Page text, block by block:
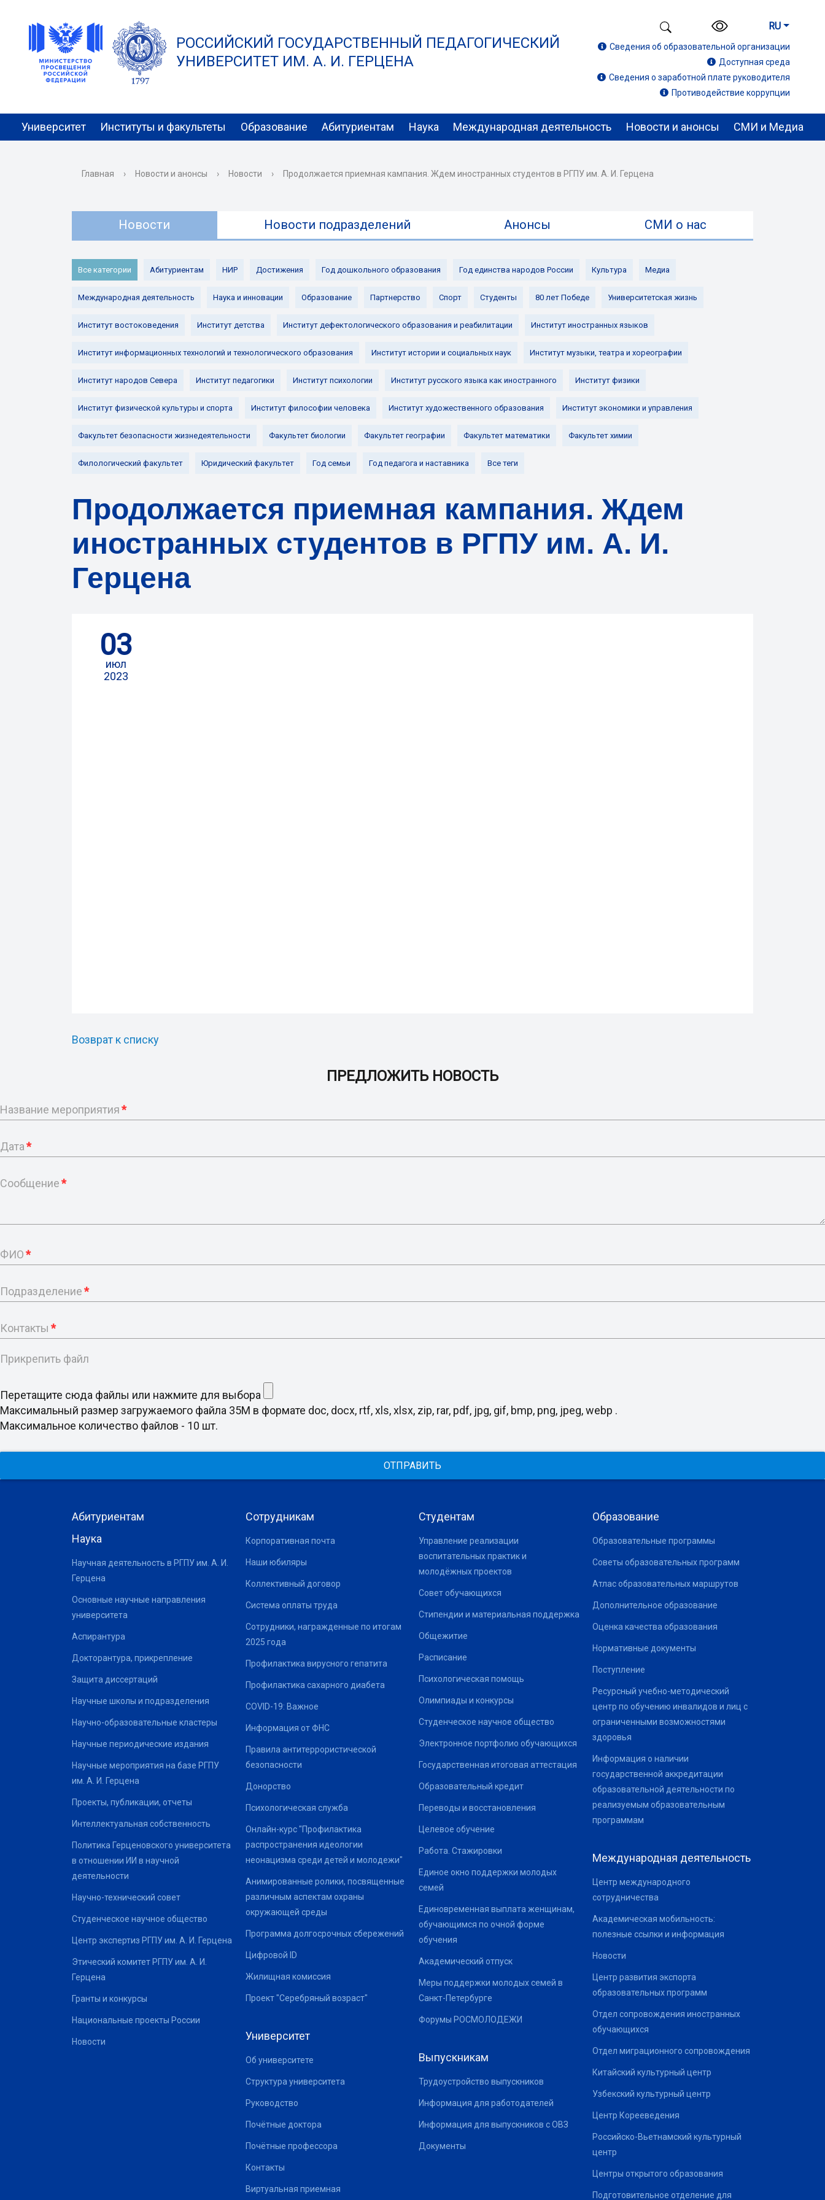
РОССИЙСКИЙ ГОСУДАРСТВЕННЫЙ ПЕДАГОГИЧЕСКИЙ
УНИВЕРСИТЕТ ИМ. А. И. ГЕРЦЕНА
RU
Сведения об образовательной организации
Доступная среда
Сведения о заработной плате руководителя
Противодействие коррупции
Университет Институты и факультеты Образование Абитуриентам Наука Международная деятельность Новости и анонсы СМИ и Медиа
Главная › Новости и анонсы › Новости › Продолжается приемная кампания. Ждем иностранных студентов в РГПУ им. А. И. Герцена
Новости Новости подразделений Анонсы СМИ о нас
Все категории Абитуриентам НИР Достижения Год дошкольного образования Год единства народов России Культура Медиа
Международная деятельность Наука и инновации Образование Партнерство Спорт Студенты 80 лет Победе Университетская жизнь
Институт востоковедения Институт детства Институт дефектологического образования и реабилитации Институт иностранных языков
Институт информационных технологий и технологического образования Институт истории и социальных наук Институт музыки, театра и хореографии
Институт народов Севера Институт педагогики Институт психологии Институт русского языка как иностранного Институт физики
Институт физической культуры и спорта Институт философии человека Институт художественного образования Институт экономики и управления
Факультет безопасности жизнедеятельности Факультет биологии Факультет географии Факультет математики Факультет химии
Филологический факультет Юридический факультет Год семьи Год педагога и наставника Все теги
Продолжается приемная кампания. Ждем
иностранных студентов в РГПУ им. А. И.
Герцена
03
июл
2023
Возврат к списку
ПРЕДЛОЖИТЬ НОВОСТЬ
Название мероприятия*
Дата*
Сообщение*
ФИО*
Подразделение*
Контакты *
Прикрепить файл
Перетащите сюда файлы или нажмите для выбора
Максимальный размер загружаемого файла 35M в формате doc, docx, rtf, xls, xlsx, zip, rar, pdf, jpg, gif, bmp, png, jpeg, webp .
Максимальное количество файлов - 10 шт.
ОТПРАВИТЬ
Абитуриентам
Наука
Научная деятельность в РГПУ им. А. И.
Герцена
Основные научные направления
университета
Аспирантура
Докторантура, прикрепление
Защита диссертаций
Научные школы и подразделения
Научно-образовательные кластеры
Научные периодические издания
Научные мероприятия на базе РГПУ
им. А. И. Герцена
Проекты, публикации, отчеты
Интеллектуальная собственность
Политика Герценовского университета
в отношении ИИ в научной
деятельности
Научно-технический совет
Студенческое научное общество
Центр экспертиз РГПУ им. А. И. Герцена
Этический комитет РГПУ им. А. И.
Герцена
Гранты и конкурсы
Национальные проекты России
Новости
Сотрудникам
Корпоративная почта
Наши юбиляры
Коллективный договор
Система оплаты труда
Сотрудники, награжденные по итогам
2025 года
Профилактика вирусного гепатита
Профилактика сахарного диабета
COVID-19: Важное
Информация от ФНС
Правила антитеррористической
безопасности
Донорство
Психологическая служба
Онлайн-курс "Профилактика
распространения идеологии
неонацизма среди детей и молодежи"
Анимированные ролики, посвященные
различным аспектам охраны
окружающей среды
Программа долгосрочных сбережений
Цифровой ID
Жилищная комиссия
Проект "Серебряный возраст"
Университет
Об университете
Структура университета
Руководство
Почётные доктора
Почётные профессора
Контакты
Виртуальная приемная
Студентам
Управление реализации
воспитательных практик и
молодёжных проектов
Совет обучающихся
Стипендии и материальная поддержка
Общежитие
Расписание
Психологическая помощь
Олимпиады и конкурсы
Студенческое научное общество
Электронное портфолио обучающихся
Государственная итоговая аттестация
Образовательный кредит
Переводы и восстановления
Целевое обучение
Работа. Стажировки
Единое окно поддержки молодых
семей
Единовременная выплата женщинам,
обучающимся по очной форме
обучения
Академический отпуск
Меры поддержки молодых семей в
Санкт-Петербурге
Форумы РОСМОЛОДЕЖИ
Выпускникам
Трудоустройство выпускников
Информация для работодателей
Информация для выпускников с ОВЗ
Документы
Образование
Образовательные программы
Советы образовательных программ
Атлас образовательных маршрутов
Дополнительное образование
Оценка качества образования
Нормативные документы
Поступление
Ресурсный учебно-методический
центр по обучению инвалидов и лиц с
ограниченными возможностями
здоровья
Информация о наличии
государственной аккредитации
образовательной деятельности по
реализуемым образовательным
программам
Международная деятельность
Центр международного
сотрудничества
Академическая мобильность:
полезные ссылки и информация
Новости
Центр развития экспорта
образовательных программ
Отдел сопровождения иностранных
обучающихся
Отдел миграционного сопровождения
Китайский культурный центр
Узбекский культурный центр
Центр Корееведения
Российско-Вьетнамский культурный
центр
Центры открытого образования
Подготовительное отделение для